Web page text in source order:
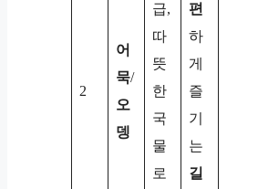
2
어
묵/
오
뎅
급,
따
뜻
한
국
물
로
편
하
게
즐
기
는
길